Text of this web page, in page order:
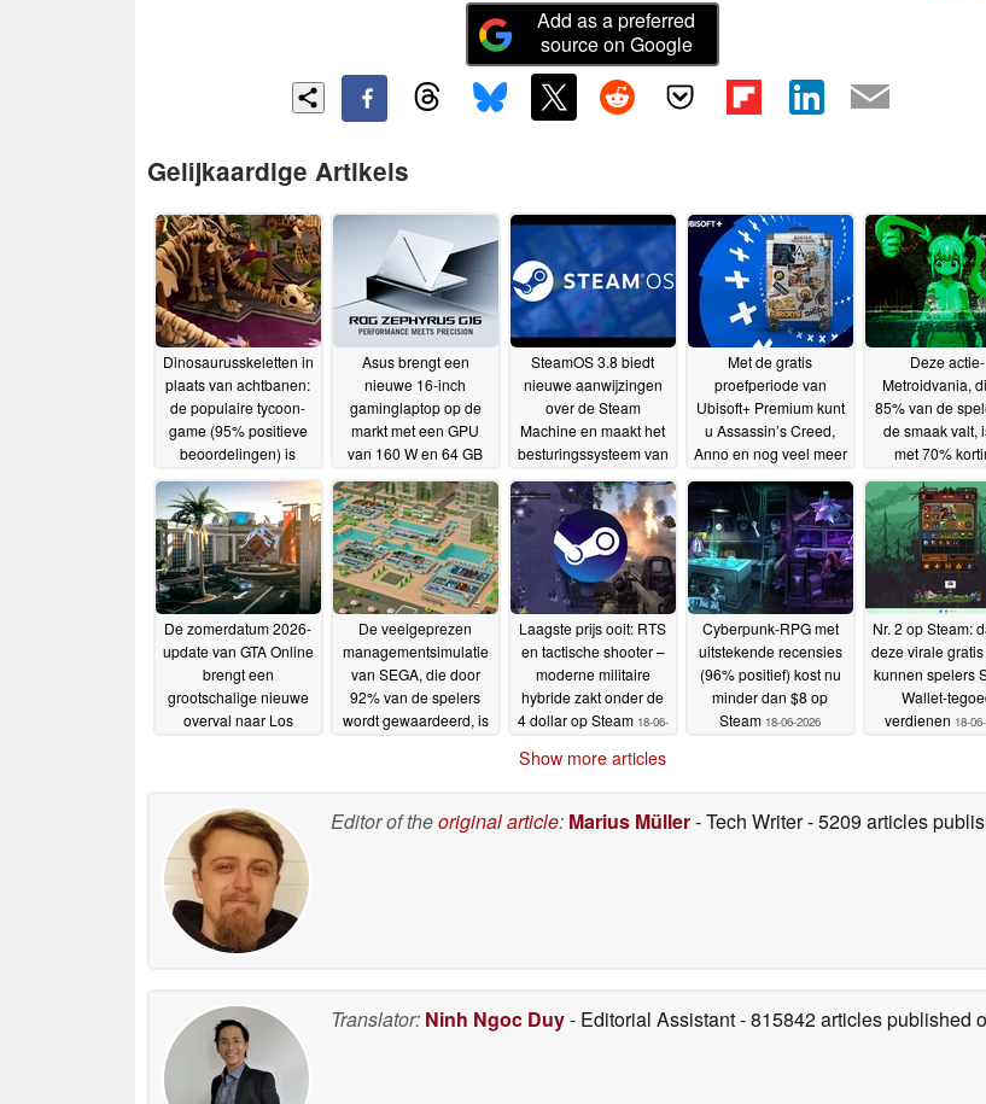
Add as a preferred
source on Google
Gelijkaardige Artikels
Dinosaurusskeletten in
plaats van achtbanen:
de populaire tycoon-
game (95% positieve
beoordelingen) is
op Steam19-06-2026
Asus brengt een
nieuwe 16-inch
gaminglaptop op de
markt met een GPU
van 160 W en 64 GB
19-06-2026
SteamOS 3.8 biedt
nieuwe aanwijzingen
over de Steam
Machine en maakt het
besturingssysteem van
draagbare apparaten
18-06-2026
Met de gratis
proefperiode van
Ubisoft+ Premium kunt
u Assassin’s Creed,
Anno en nog veel meer
18-06-2026
Deze actie-
Metroidvania,
85% van de
de smaak valt,
met 70%
18-06-2026
De zomerdatum 2026-
update van GTA Online
brengt een
grootschalige nieuwe
overval naar Los
De veelgeprezen
managementsimulatie
van SEGA, die door
92% van de spelers
wordt gewaardeerd, is
Laagste prijs ooit: RTS
en tactische shooter –
moderne militaire
hybride zakt onder de
4 dollar op Steam 18-06-
Cyberpunk-RPG met
uitstekende recensies
(96% positief) kost nu
minder dan $8 op
Steam 18-06-2026
Nr. 2 op Steam:
deze virale
kunnen spelers
Wallet-
verdienen 18-
Show more articles
Editor of theoriginal article: Marius Müller- Tech Writer- 5209 articles
Translator: Ninh Ngoc Duy- Editorial Assistant- 815842 articles published